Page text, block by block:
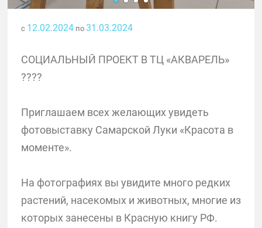
с 12.02.2024по 31.03.2024
СОЦИАЛЬНЫЙ ПРОЕКТ В ТЦ «АКВАРЕЛЬ»
????
Приглашаем всех желающих увидеть
фотовыставку Самарской Луки «Красота в
моменте».
На фотографиях вы увидите много редких
растений, насекомых и животных, многие из
которых занесены в Красную книгу РФ.